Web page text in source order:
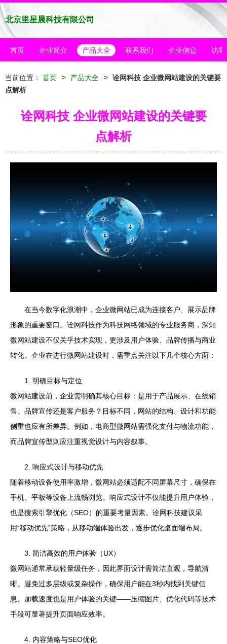
北京里星晨科技有限公司
首页 企业简介 产品大全 联系我们 企业信息 访客
当前位置： 首页 > 产品大全 > 诠网科技 企业微网站建设的关键要
点解析
诠网科技 企业微网站建设的关键要
点解析
在当今数字化浪潮中，企业微网站已成为连接客户、展示品牌
形象的重要窗口。诠网科技作为科技网络领域的专业服务商，深知
微网站建设不仅关乎技术实现，更涉及用户体验、品牌传播与商业
转化。企业在进行微网站建设时，需重点关注以下几个核心方面：
1. 明确目标与定位
微网站建设前，企业需明确其核心目标：是用于产品展示、在线销
售、品牌宣传还是客户服务？目标不同，网站的结构、设计和功能
侧重也应有所差异。例如，电商型微网站需强化支付与物流功能，
而品牌宣传型则应注重视觉设计与内容叙事。
2. 响应式设计与移动优先
随着移动设备使用率激增，微网站必须适配不同屏幕尺寸，确保在
手机、平板等设备上流畅浏览。响应式设计不仅能提升用户体验，
也是搜索引擎优化（SEO）的重要考量因素。诠网科技建议采
用“移动优先”策略，从移动端体验出发，逐步优化桌面端布局。
3. 简洁高效的用户体验（UX）
微网站通常承载轻量级任务，因此界面设计需简洁直观，导航清
晰。避免过多层级或复杂操作，确保用户能在3秒内找到关键信
息。加载速度也是用户体验的关键——压缩图片、优化代码等技术
手段可显著提升页面响应效率。
4. 内容策略与SEO优化